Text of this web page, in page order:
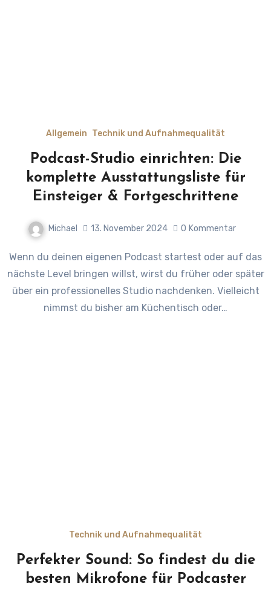
Allgemein Technik und Aufnahmequalität
Podcast-Studio einrichten: Die
komplette Ausstattungsliste für
Einsteiger & Fortgeschrittene
Michael 13. November 2024 0 Kommentar
Wenn du deinen eigenen Podcast startest oder auf das
nächste Level bringen willst, wirst du früher oder später
über ein professionelles Studio nachdenken. Vielleicht
nimmst du bisher am Küchentisch oder…
Technik und Aufnahmequalität
Perfekter Sound: So findest du die
besten Mikrofone für Podcaster